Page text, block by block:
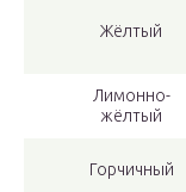
Жёлтый
Лимонно-
жёлтый
Горчичный